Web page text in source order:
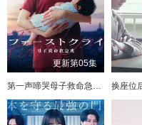
更新第05集
第一声啼哭母子救命急救班